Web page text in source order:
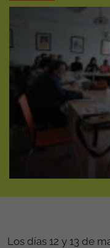
Los días 12 y 13 de